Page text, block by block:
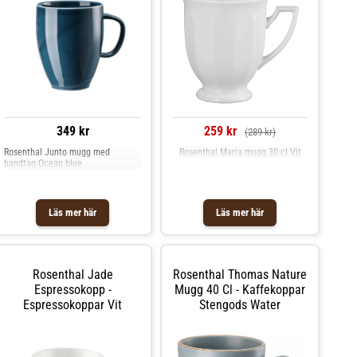
Skötselråd för kaffekoppen- Tål
mikrovågsugn.- Tål diskmaskin.
Shoppa Kaffekoppar och mer
Muggar & Koppar hos Royal
349 kr
Läs mer här
Rosenthal Junto mugg med
handtag Ocean blue
259 kr (289 kr)
Läs mer här
Rosenthal Maria mugg 30 cl Vit
Rosenthal Jade
Espressokopp -
Espressokoppar Vit
Rosenthal Thomas Nature
Mugg 40 Cl - Kaffekoppar
Stengods Water